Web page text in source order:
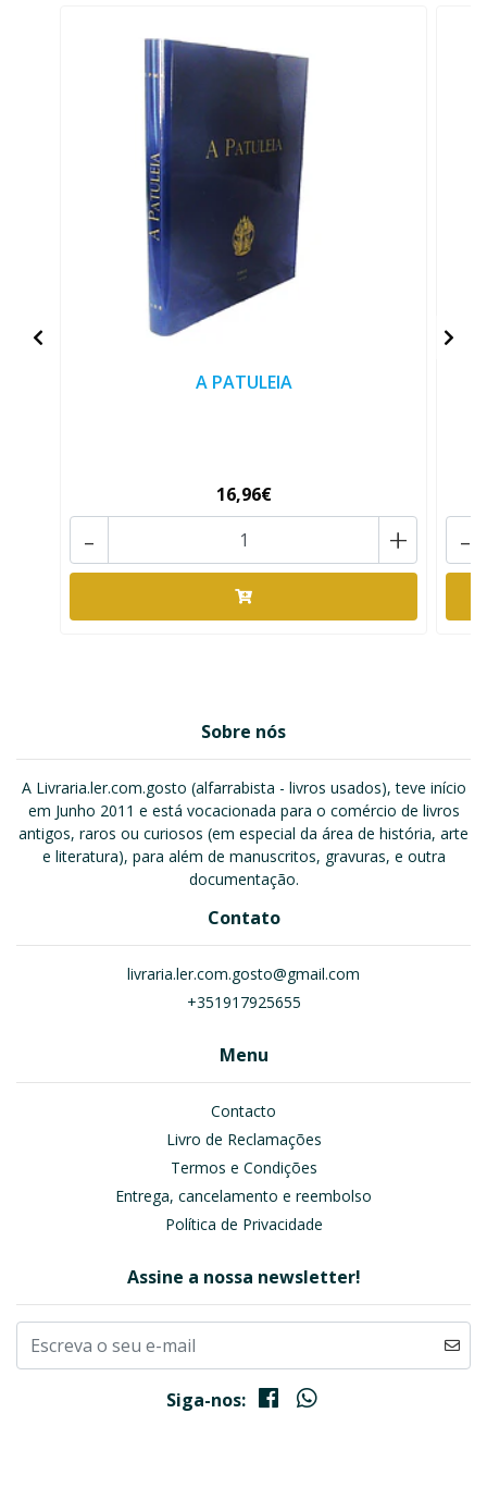
A PATULEIA
16,96€
+
- -
Sobre nós
A Livraria.ler.com.gosto (alfarrabista - livros usados), teve início
em Junho 2011 e está vocacionada para o comércio de livros
antigos, raros ou curiosos (em especial da área de história, arte
e literatura), para além de manuscritos, gravuras, e outra
documentação.
Contato
livraria.ler.com.gosto@gmail.com
+351917925655
Menu
Contacto
Livro de Reclamações
Termos e Condições
Entrega, cancelamento e reembolso
Política de Privacidade
Assine a nossa newsletter!
Siga-nos: